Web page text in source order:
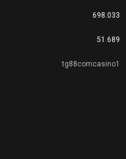
698.033
51.689
tg88comcasino1